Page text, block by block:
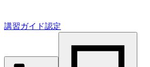
講習ガイド認定